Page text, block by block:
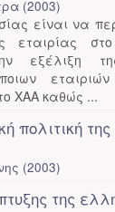
(2003)
είναι να
εταιρίας
εξέλιξη
ΧΑΑ καθώς ...
πολιτική
(2003)
της